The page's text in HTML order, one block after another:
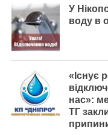
У
воду в
«Існує
нас»:
ТГ